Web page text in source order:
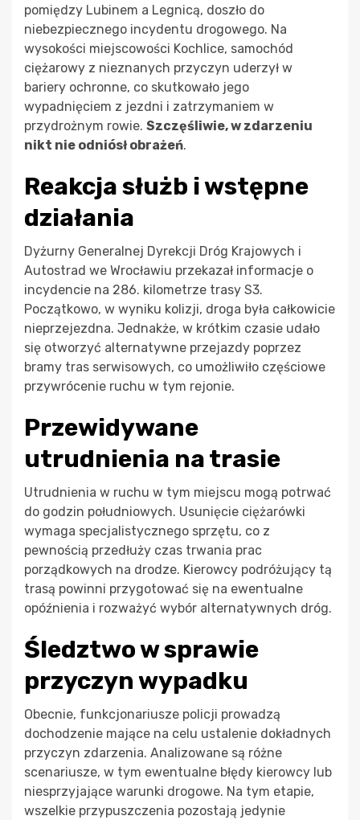
pomiędzy Lubinem a Legnicą, doszło do
niebezpiecznego incydentu drogowego. Na
wysokości miejscowości Kochlice, samochód
ciężarowy z nieznanych przyczyn uderzył w
bariery ochronne, co skutkowało jego
wypadnięciem z jezdni i zatrzymaniem w
przydrożnym rowie. Szczęśliwie, w zdarzeniu
nikt nie odniósł obrażeń.
Reakcja służb i wstępne
działania
Dyżurny Generalnej Dyrekcji Dróg Krajowych i
Autostrad we Wrocławiu przekazał informacje o
incydencie na 286. kilometrze trasy S3.
Początkowo, w wyniku kolizji, droga była całkowicie
nieprzejezdna. Jednakże, w krótkim czasie udało
się otworzyć alternatywne przejazdy poprzez
bramy tras serwisowych, co umożliwiło częściowe
przywrócenie ruchu w tym rejonie.
Przewidywane
utrudnienia na trasie
Utrudnienia w ruchu w tym miejscu mogą potrwać
do godzin południowych. Usunięcie ciężarówki
wymaga specjalistycznego sprzętu, co z
pewnością przedłuży czas trwania prac
porządkowych na drodze. Kierowcy podróżujący tą
trasą powinni przygotować się na ewentualne
opóźnienia i rozważyć wybór alternatywnych dróg.
Śledztwo w sprawie
przyczyn wypadku
Obecnie, funkcjonariusze policji prowadzą
dochodzenie mające na celu ustalenie dokładnych
przyczyn zdarzenia. Analizowane są różne
scenariusze, w tym ewentualne błędy kierowcy lub
niesprzyjające warunki drogowe. Na tym etapie,
wszelkie przypuszczenia pozostają jedynie